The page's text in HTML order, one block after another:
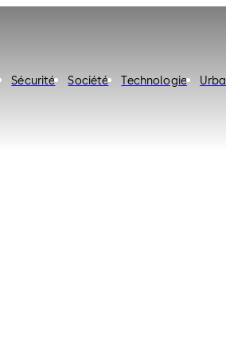
Sécurité Société Technologie